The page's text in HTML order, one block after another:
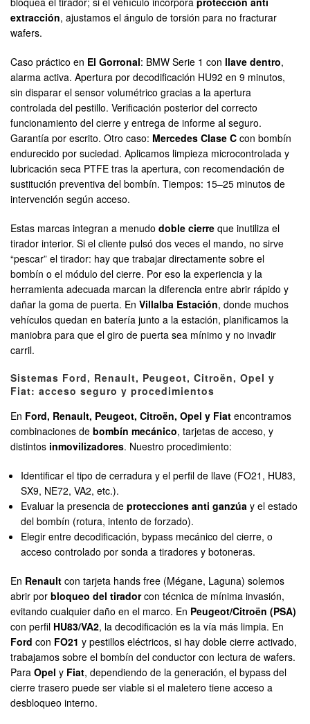
extracción, ajustamos el ángulo de torsión para no fracturar
wafers.
Caso práctico en El Gorronal: BMW Serie 1 con llave dentro,
alarma activa. Apertura por decodificación HU92 en 9 minutos,
sin disparar el sensor volumétrico gracias a la apertura
controlada del pestillo. Verificación posterior del correcto
funcionamiento del cierre y entrega de informe al seguro.
Garantía por escrito. Otro caso: Mercedes Clase C con bombín
endurecido por suciedad. Aplicamos limpieza microcontrolada y
lubricación seca PTFE tras la apertura, con recomendación de
sustitución preventiva del bombín. Tiempos: 15–25 minutos de
intervención según acceso.
Estas marcas integran a menudo doble cierre que inutiliza el
tirador interior. Si el cliente pulsó dos veces el mando, no sirve
“pescar” el tirador: hay que trabajar directamente sobre el
bombín o el módulo del cierre. Por eso la experiencia y la
herramienta adecuada marcan la diferencia entre abrir rápido y
dañar la goma de puerta. En Villalba Estación, donde muchos
vehículos quedan en batería junto a la estación, planificamos la
maniobra para que el giro de puerta sea mínimo y no invadir
carril.
Sistemas Ford, Renault, Peugeot, Citroën, Opel y
Fiat: acceso seguro y procedimientos
En Ford, Renault, Peugeot, Citroën, Opel y Fiat encontramos
combinaciones de bombín mecánico, tarjetas de acceso, y
distintos inmovilizadores. Nuestro procedimiento:
Identificar el tipo de cerradura y el perfil de llave (FO21, HU83,
SX9, NE72, VA2, etc.).
Evaluar la presencia deprotecciones anti ganzúa y el estado
del bombín (rotura, intento de forzado).
Elegir entre decodificación, bypass mecánico del cierre, o
acceso controlado por sonda a tiradores y botoneras.
En Renault con tarjeta hands free (Mégane, Laguna) solemos
abrir por bloqueo del tiradorcon técnica de mínima invasión,
evitando cualquier daño en el marco. En Peugeot/Citroën (PSA)
con perfil HU83/VA2, la decodificación es la vía más limpia. En
Ford con FO21 y pestillos eléctricos, si hay doble cierre activado,
trabajamos sobre el bombín del conductor con lectura de wafers.
Para Opel y Fiat, dependiendo de la generación, el bypass del
cierre trasero puede ser viable si el maletero tiene acceso a
desbloqueo interno.